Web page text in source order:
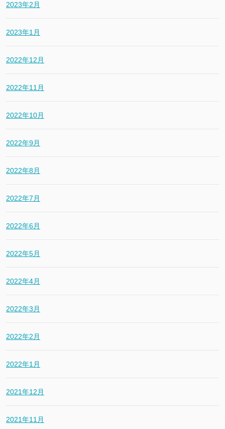
2023年2月
2023年1月
2022年12月
2022年11月
2022年10月
2022年9月
2022年8月
2022年7月
2022年6月
2022年5月
2022年4月
2022年3月
2022年2月
2022年1月
2021年12月
2021年11月